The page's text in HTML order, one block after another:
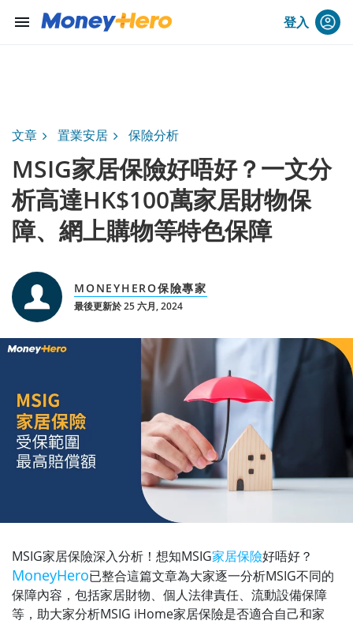
menu 登入
文章 置業安居 保險分析
MSIG家居保險好唔好？一文分
析高達HK$100萬家居財物保
障、網上購物等特色保障
MONEYHERO保險專家
最後更新於 25 六月, 2024
MSIG家居保險深入分析！想知MSIG家居保險好唔好？
MoneyHero已整合這篇文章為大家逐一分析MSIG不同的
保障內容，包括家居財物、個人法律責任、流動設備保障
等，助大家分析MSIG iHome家居保險是否適合自己和家